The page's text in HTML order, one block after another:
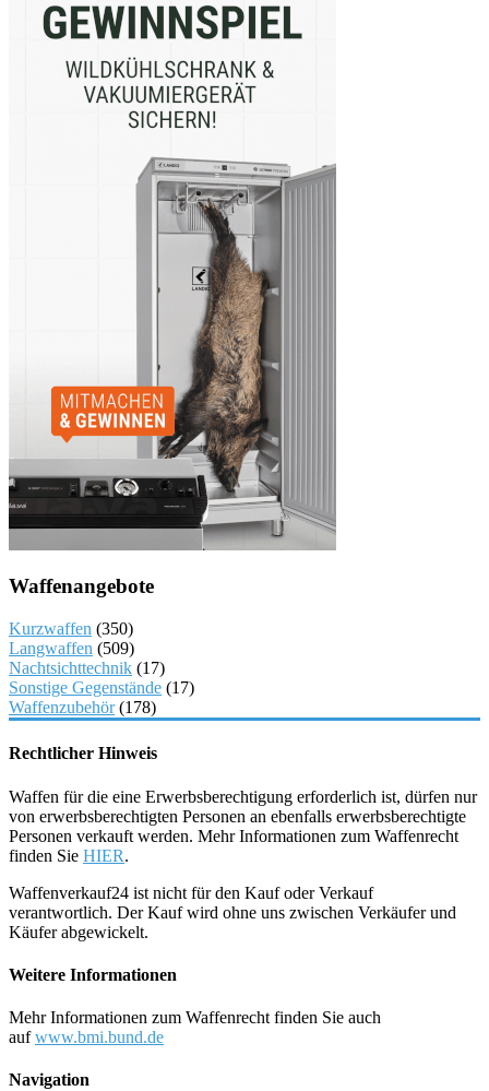
Waffenangebote
Kurzwaffen (350)
Langwaffen (509)
Nachtsichttechnik (17)
Sonstige Gegenstände (17)
Waffenzubehör(178)
Rechtlicher Hinweis
Waffen für die eine Erwerbsberechtigung erforderlich ist, dürfen nur
von erwerbsberechtigten Personen an ebenfalls erwerbsberechtigte
Personen verkauft werden. Mehr Informationen zum Waffenrecht
finden Sie HIER.
Waffenverkauf24 ist nicht für den Kauf oder Verkauf
verantwortlich. Der Kauf wird ohne uns zwischen Verkäufer und
Käufer abgewickelt.
Weitere Informationen
Mehr Informationen zum Waffenrecht finden Sie auch
aufwww.bmi.bund.de
Navigation